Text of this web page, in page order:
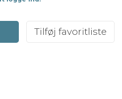
Tilføj favoritliste